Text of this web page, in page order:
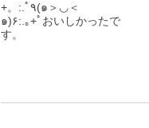
+。:.ﾟ٩(๑＞◡＜
๑)۶:.｡+ﾟおいしかったで
す。